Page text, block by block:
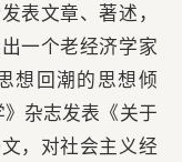
表文章、著述，
一个老经济学家
想回潮的思想倾
杂志发表《关于
，对社会主义经